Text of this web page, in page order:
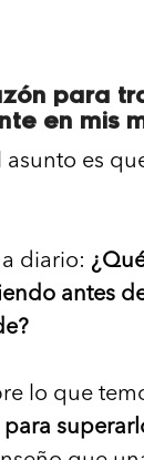
para
en mis
asunto es
diario:
antes
lo que